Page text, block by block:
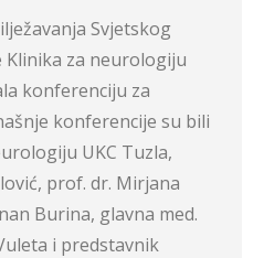
Svjetskog
za neurologiju
konferenciju za
konferencije su bili
UKC Tuzla,
prof. dr. Mirjana
Burina, glavna med.
i predstavnik